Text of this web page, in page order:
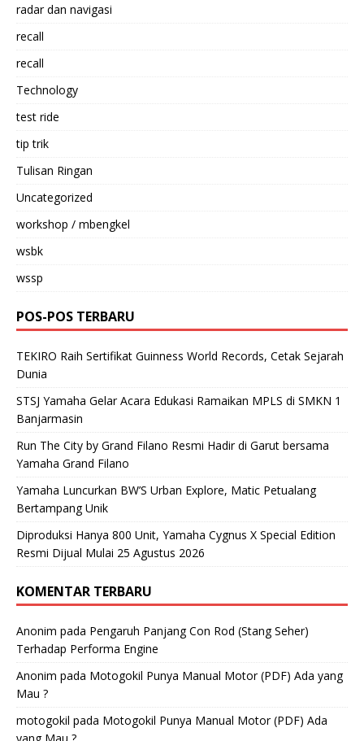
radar dan navigasi
recall
recall
Technology
test ride
tip trik
Tulisan Ringan
Uncategorized
workshop / mbengkel
wsbk
wssp
POS-POS TERBARU
TEKIRO Raih Sertifikat Guinness World Records, Cetak Sejarah
Dunia
STSJ Yamaha Gelar Acara Edukasi Ramaikan MPLS di SMKN 1
Banjarmasin
Run The City by Grand Filano Resmi Hadir di Garut bersama
Yamaha Grand Filano
Yamaha Luncurkan BW’S Urban Explore, Matic Petualang
Bertampang Unik
Diproduksi Hanya 800 Unit, Yamaha Cygnus X Special Edition
Resmi Dijual Mulai 25 Agustus 2026
KOMENTAR TERBARU
Anonim pada Pengaruh Panjang Con Rod (Stang Seher)
Terhadap Performa Engine
Anonim pada Motogokil Punya Manual Motor (PDF) Ada yang
Mau ?
motogokil pada Motogokil Punya Manual Motor (PDF) Ada